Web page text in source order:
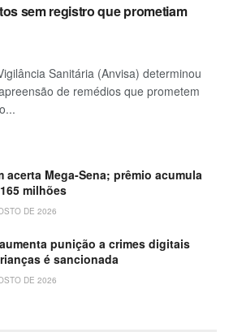
sem registro que prometiam
Sanitária (Anvisa) determinou
de remédios que prometem
acerta Mega-Sena; prêmio acumula
milhões
DE 2026
punição a crimes digitais
é sancionada
DE 2026